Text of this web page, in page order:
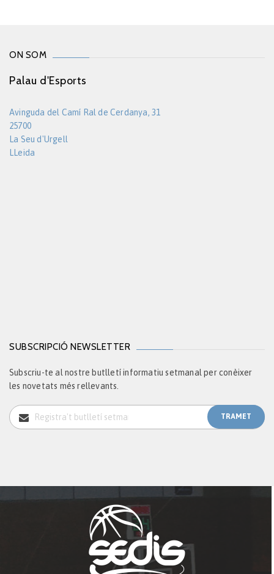
ON SOM
Palau d'Esports
Avinguda del Camí Ral de Cerdanya, 31
25700
La Seu d'Urgell
LLeida
SUBSCRIPCIÓ NEWSLETTER
Subscriu-te al nostre butlletí informatiu setmanal per conèixer
les novetats més rellevants.